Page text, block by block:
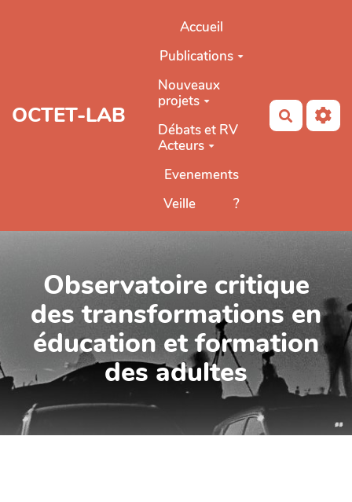
OCTET-LAB
Accueil
Publications
Nouveaux
projets
Débats et RV
Acteurs
Evenements
Veille
?
Observatoire critique
des transformations en
éducation et formation
des adultes